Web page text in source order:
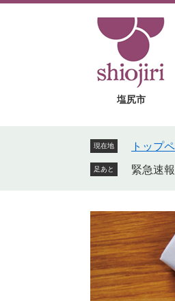
塩尻市
現在地 トップ
足あと 緊急速